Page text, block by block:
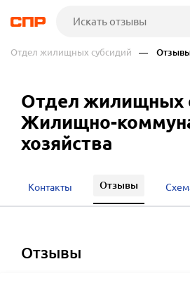
Отдел жилищных субсидий —
Отдел жилищных
Жилищно-
хозяйства
отзывы
Контакты Отзывы